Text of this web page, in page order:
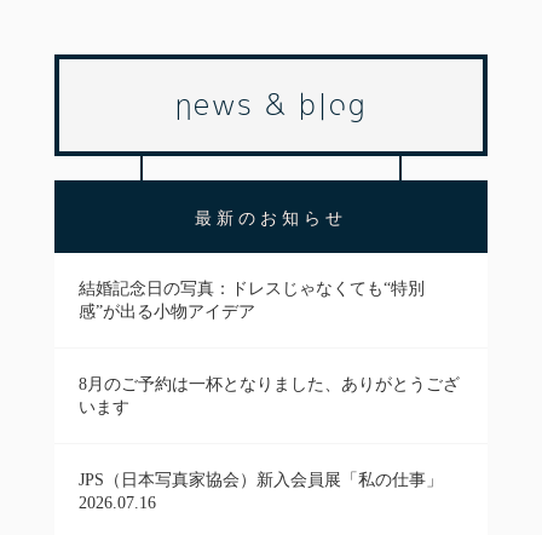
news & blog
最新のお知らせ
結婚記念日の写真：ドレスじゃなくても“特別
感”が出る小物アイデア
8月のご予約は一杯となりました、ありがとうござ
います
JPS（日本写真家協会）新入会員展「私の仕事」
2026.07.16